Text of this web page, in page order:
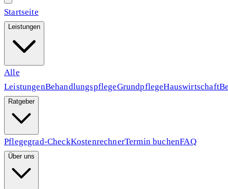
Startseite
Leistungen
Alle
LeistungenBehandlungspflegeGrundpflegeHauswirtschaft
Ratgeber
Pflegegrad-CheckKostenrechnerTermin buchenFAQ
Über uns